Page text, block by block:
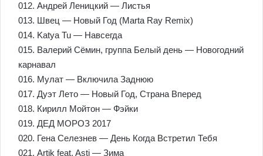
012. Андрей Леницкий — Листья
013. Швец — Новый Год (Marta Ray Remix)
014. Katya Tu — Навсегда
015. Валерий Сёмин, группа Белый день — Новогодний
карнавал
016. Мулат — Включила Заднюю
017. Дуэт Лето — Новый Год, Страна Вперед
018. Кирилл Мойтон — Фэйки
019. ДЕД МОРОЗ 2017
020. Гена Селезнев — День Когда Встретил Тебя
021. Artik feat. Asti — Зима